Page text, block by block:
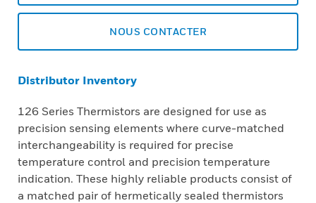
NOUS CONTACTER
Distributor Inventory
126 Series Thermistors are designed for use as
precision sensing elements where curve-matched
interchangeability is required for precise
temperature control and precision temperature
indication. These highly reliable products consist of
a matched pair of hermetically sealed thermistors